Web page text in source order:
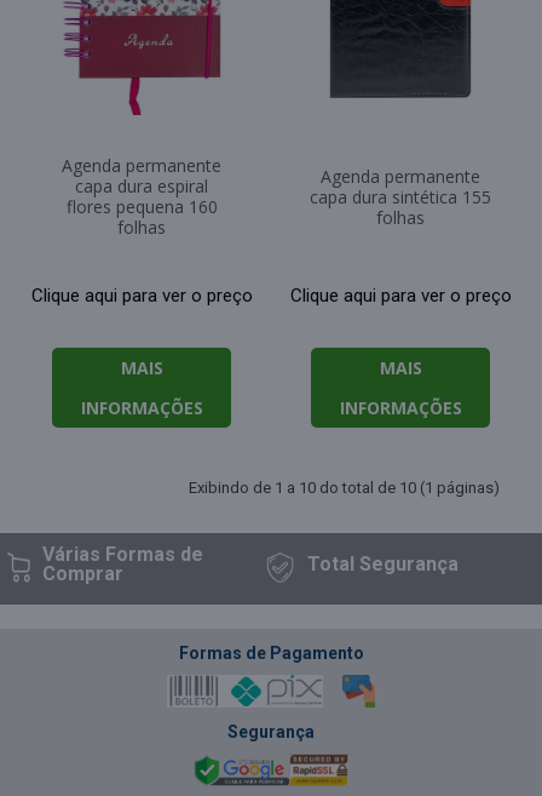
Agenda permanente
capa dura espiral
flores pequena 160
folhas
Clique aqui para ver o preço
MAIS
INFORMAÇÕES
Agenda permanente
capa dura sintética 155
folhas
Clique aqui para ver o preço
MAIS
INFORMAÇÕES
Exibindo de 1 a 10 do total de 10 (1 páginas)
Várias Formasde
Comprar
TotalSegurança
Formas de Pagamento
Segurança